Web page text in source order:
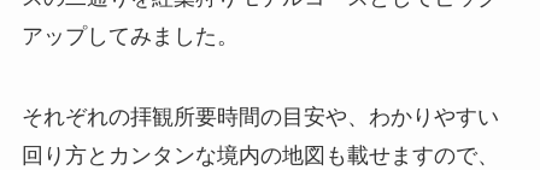
アップしてみました。
それぞれの拝観所要時間の目安や、わかりやすい
回り方とカンタンな境内の地図も載せますので、